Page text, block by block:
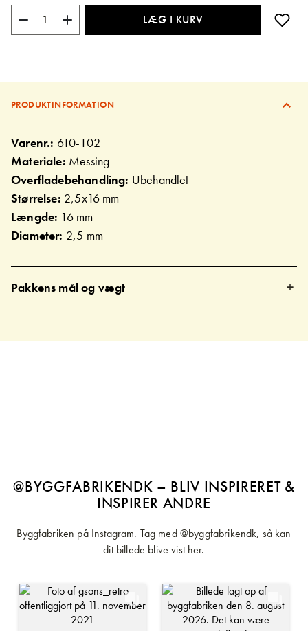
LÆG I KURV
PRODUKTINFORMATION
Varenr.: 610-102
Materiale: Messing
Overfladebehandling: Ubehandlet
Størrelse: 2,5x16 mm
Længde: 16 mm
Diameter: 2,5 mm
Pakkens mål og vægt
@BYGGFABRIKENDK – BLIV INSPIRERET &
INSPIRER ANDRE
Byggfabriken på Instagram. Tag med @byggfabrikendk, så kan
dit billede blive vist her.